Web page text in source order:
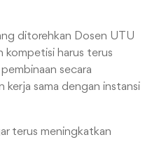
ditorehkan Dosen UTU
kompetisi harus terus
secara
kerja sama dengan instansi
terus meningkatkan